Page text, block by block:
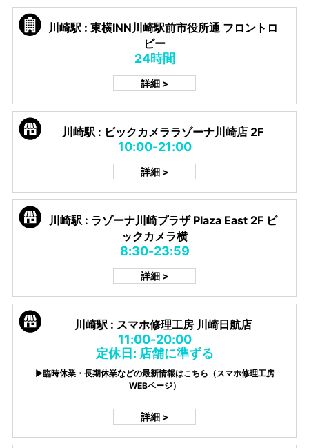
川崎駅 : 東横INN川崎駅前市役所通 フロントロ
ビー
24時間
詳細 >
川崎駅 : ビックカメララゾーナ川崎店 2F
10:00-21:00
詳細 >
川崎駅 : ラゾーナ川崎プラザ Plaza East 2F ビ
ックカメラ横
8:30-23:59
詳細 >
川崎駅 : スマホ修理工房 川崎日航店
11:00-20:00
定休日: 店舗に準ずる
▶臨時休業・長期休業などの最新情報はこちら（スマホ修理工房
WEBページ）
詳細 >